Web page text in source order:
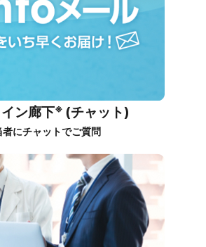
ン廊下※ (チャット)
にチャットでご質問